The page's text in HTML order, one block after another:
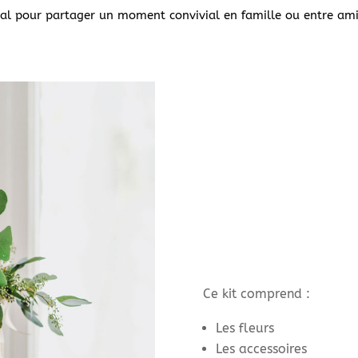
pour partager un moment convivial en famille ou entre
Ce kit comprend :
Les fleurs
Les accessoires